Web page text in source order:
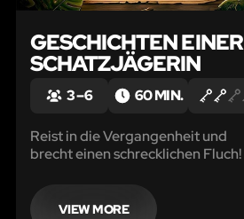
GESCHICHTEN EINER
SCHATZJÄGERIN
3 – 6 60 MIN.
Reist in die Vergangenheit und
brecht einen schrecklichen Fluch!
VIEW MORE